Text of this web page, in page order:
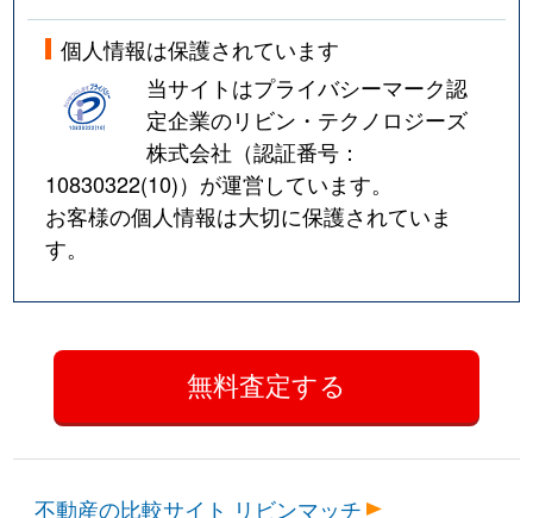
個人情報は保護されています
当サイトはプライバシーマーク認
定企業のリビン・テクノロジーズ
株式会社（認証番号：
10830322(10)）が運営しています。
お客様の個人情報は大切に保護されていま
す。
不動産の比較サイト リビンマッチ